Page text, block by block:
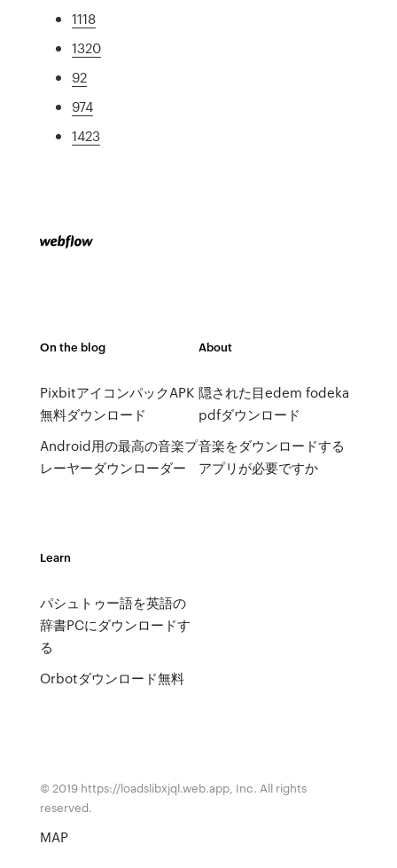
1118
1320
92
974
1423
On the blog
PixbitアイコンパックAPK
無料ダウンロード
Android用の最高の音楽プ
レーヤーダウンローダー
About
隠された目edem fodeka
pdfダウンロード
音楽をダウンロードする
アプリが必要ですか
Learn
パシュトゥー語を英語の
辞書PCにダウンロードす
る
Orbotダウンロード無料
© 2019 https://loadslibxjql.web.app, Inc. All rights
reserved.
MAP